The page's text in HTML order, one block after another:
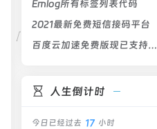
Emlog所有标签列表代码
2021最新免费短信接码平台
百度云加速免费版现已支持SSL(HTTPS)
人生倒计时
今日已经过去 17 小时